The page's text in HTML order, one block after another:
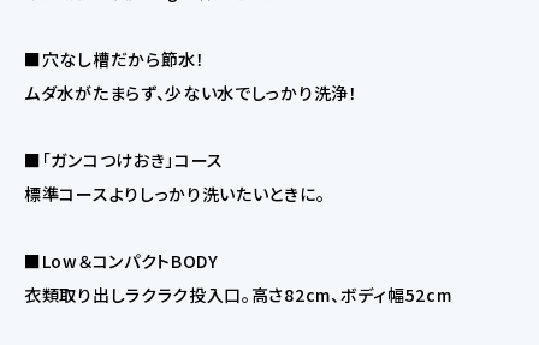
■穴なし槽だから節水！
ムダ水がたまらず、少ない水でしっかり洗浄！
■「ガンコつけおき」コース
標準コースよりしっかり洗いたいときに。
■Low＆コンパクトBODY
衣類取り出しラクラク投入口。高さ82cm、ボディ幅52cm